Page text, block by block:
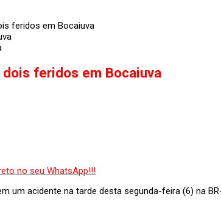
feridos em Bocaiuva
feridos em Bocaiuva
um acidente na tarde desta segunda-feira (6) na